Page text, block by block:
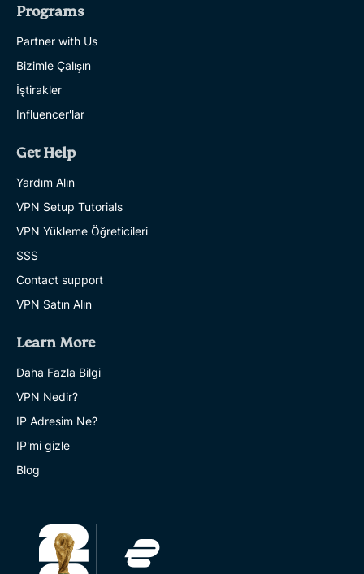
Programs
Partner with Us
Bizimle Çalışın
İştirakler
Influencer'lar
Get Help
Yardım Alın
VPN Setup Tutorials
VPN Yükleme Öğreticileri
SSS
Contact support
VPN Satın Alın
Learn More
Daha Fazla Bilgi
VPN Nedir?
IP Adresim Ne?
IP'mi gizle
Blog